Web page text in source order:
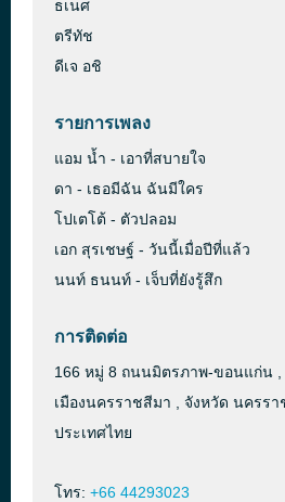
ธเนศ
ตรีทัช
ดีเจ อชิ
รายการเพลง
แอม น้ำ - เอาที่สบายใจ
ดา - เธอมีฉัน ฉันมีใคร
โปเตโต้ - ตัวปลอม
เอก สุรเชษฐ์ - วันนี้เมื่อปีที่แล้ว
นนท์ ธนนท์ - เจ็บที่ยังรู้สึก
การติดต่อ
166 หมู่ 8 ถนนมิตรภาพ-ขอนแก่น ,
เมืองนครราชสีมา , จังหวัด นครรา
ประเทศไทย
โทร: +66 44293023